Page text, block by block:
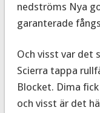
nedströms Nya
garanterade
Och visst var det
Scierra tappa
Blocket. Dima
och visst är det